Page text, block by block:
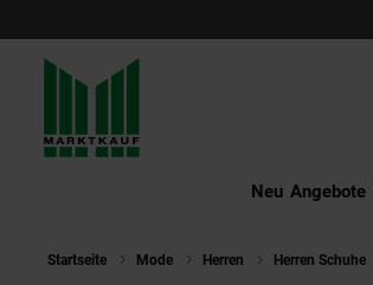
Neu Angebote
Startseite Mode Herren Herren Schuhe